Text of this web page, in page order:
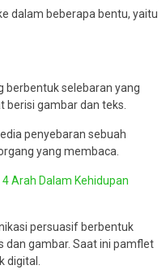
dalam beberapa bentu, yaitu
berbentuk selebaran yang
gambar dan teks.
penyebaran sebuah
yang membaca.
Arah Dalam Kehidupan
persuasif berbentuk
dan gambar. Saat ini pamflet
digital.